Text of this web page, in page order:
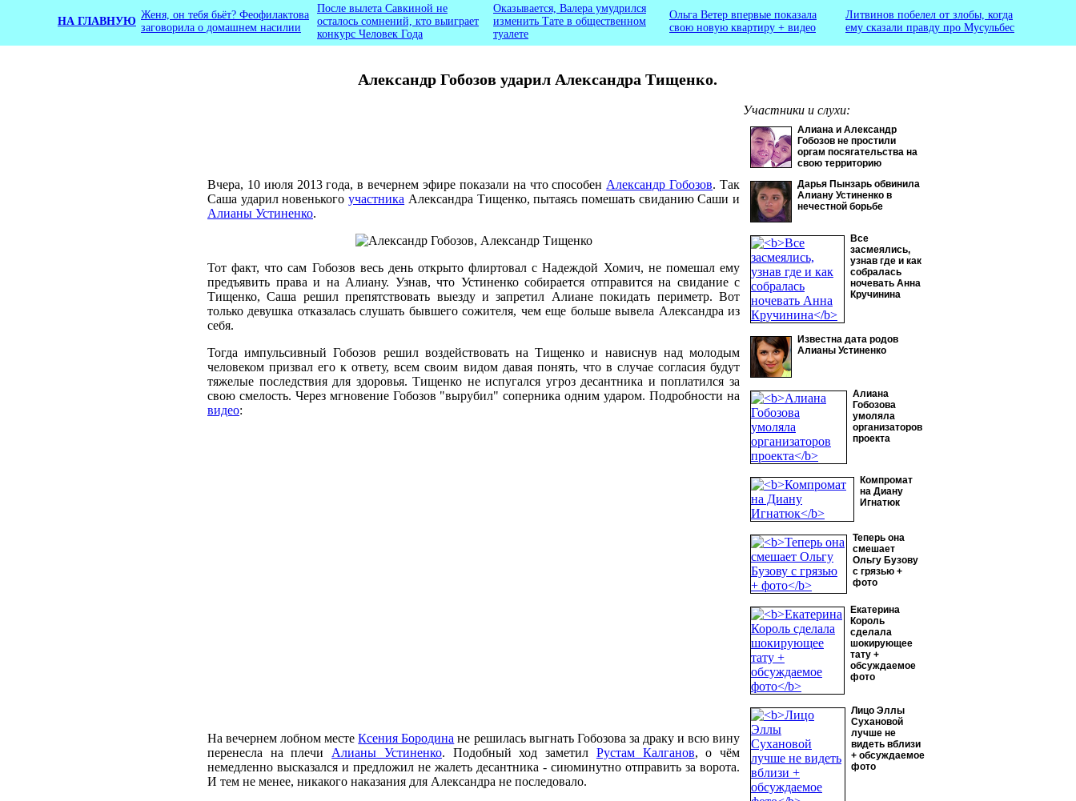
Александр Гобозов ударил Александра Тищенко.
НА ГЛАВНУЮ
Женя, он тебя бьёт? Феофилактова
заговорила о домашнем насилии
После вылета Савкиной не
осталось сомнений, кто выиграет
конкурс Человек Года
Оказывается, Валера умудрился
изменить Тате в общественном
туалете
Ольга Ветер впервые показала
свою новую квартиру + видео
Литвинов побелел от злобы, когда
ему сказали правду про Мусульбес
Участники и слухи:
Алиана и Александр
Гобозов не простили
оргам посягательства на
свою территорию
Дарья Пынзарь обвинила
Алиану Устиненко в
нечестной борьбе
Все
засмеялись,
узнав где и как
собралась
ночевать Анна
Кручинина
Известна дата родов
Алианы Устиненко
Алиана
Гобозова
умоляла
организаторов
проекта
Компромат
на Диану
Игнатюк
Теперь она
смешает
Ольгу Бузову
с грязью +
фото
Екатерина
Король
сделала
шокирующее
тату +
обсуждаемое
фото
Лицо Эллы
Сухановой
лучше не
видеть вблизи
+ обсуждаемое
фото
Вчера, 10 июля 2013 года, в вечернем эфире показали на что способен Александр Гобозов. Так
Саша ударил новенькогоучастника Александра Тищенко, пытаясь помешать свиданию Саши и
Алианы Устиненко.
Тот факт, что сам Гобозов весь день открыто флиртовал с Надеждой Хомич, не помешал ему
предъявить права и на Алиану. Узнав, что Устиненко собирается отправится на свидание с
Тищенко, Саша решил препятствовать выезду и запретил Алиане покидать периметр. Вот
только девушка отказалась слушать бывшего сожителя, чем еще больше вывела Александра из
себя.
Тогда импульсивный Гобозов решил воздействовать на Тищенко и нависнув над молодым
человеком призвал его к ответу, всем своим видом давая понять, что в случае согласия будут
тяжелые последствия для здоровья. Тищенко не испугался угроз десантника и поплатился за
свою смелость. Через мгновение Гобозов "вырубил" соперника одним ударом. Подробности на
видео:
На вечернем лобном местеКсения Бородина не решилась выгнать Гобозова за драку и всю вину
перенесла на плечи Алианы Устиненко. Подобный ход заметил Рустам Калганов, о чём
немедленно высказался и предложил не жалеть десантника - сиюминутно отправить за ворота.
И тем не менее, никакого наказания для Александра не последовало.